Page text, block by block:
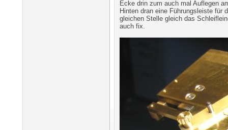
Ecke drin zum auch mal Auflegen
Hinten dran eine Führungsleiste für
gleichen Stelle gleich das
auch fix.